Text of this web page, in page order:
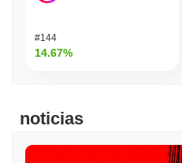
#144
14.67%
noticias